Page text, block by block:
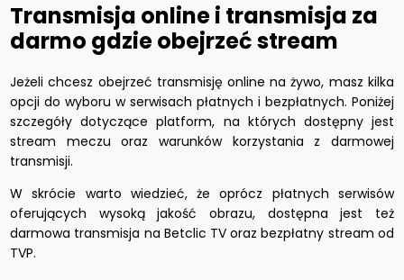
Transmisja online i transmisja za
darmo gdzie obejrzeć stream
Jeżeli chcesz obejrzeć transmisję online na żywo, masz kilka
opcji do wyboru w serwisach płatnych i bezpłatnych. Poniżej
szczegóły dotyczące platform, na których dostępny jest
stream meczu oraz warunków korzystania z darmowej
transmisji.
W skrócie warto wiedzieć, że oprócz płatnych serwisów
oferujących wysoką jakość obrazu, dostępna jest też
darmowa transmisja na Betclic TV oraz bezpłatny stream od
TVP.